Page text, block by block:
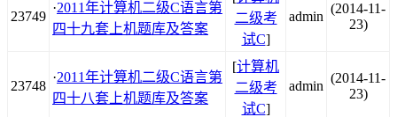
23749
·2011年计算机二级C语言第
四十九套上机题库及答案
二级考
试C]
admin
(2014-11-
23)
23748
·2011年计算机二级C语言第
四十八套上机题库及答案
[计算机
二级考
试C]
admin
(2014-11-
23)